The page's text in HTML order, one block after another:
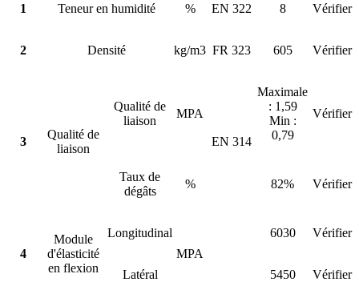
1 Teneur en humidité % EN 322 8 Vérifier
2 Densité kg/m3 FR 323 605 Vérifier
3
Qualité de
liaison
Qualité de
liaison
MPA
EN 314
Maximale
: 1,59
Min :
0,79
Vérifier
Taux de
dégâts
% 82% Vérifier
4
Module
d'élasticité
en flexion
Longitudinal
MPA
6030 Vérifier
Latéral 5450 Vérifier